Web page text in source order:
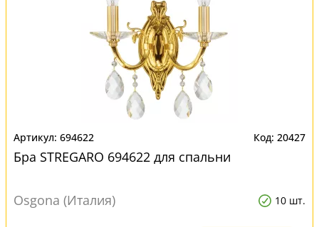
694622 20427
Бра STREGARO 694622 для спальни
Osgona (Италия) 10 шт.